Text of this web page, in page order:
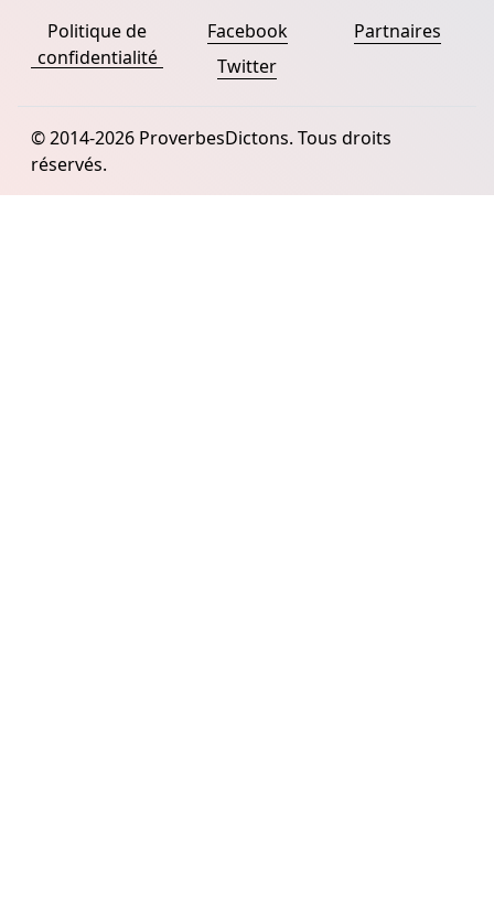
Politique de
confidentialité
Facebook
Twitter
Partnaires
© 2014-2026 ProverbesDictons. Tous droits
réservés.